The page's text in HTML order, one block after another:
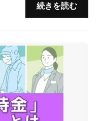
続きを読む